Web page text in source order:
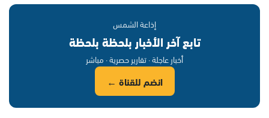
إذاعة الشمس
تابع آخر الأخبار بلحظة بلحظة
أخبار عاجلة · تقارير حصرية · مباشر
انضم للقناة ←